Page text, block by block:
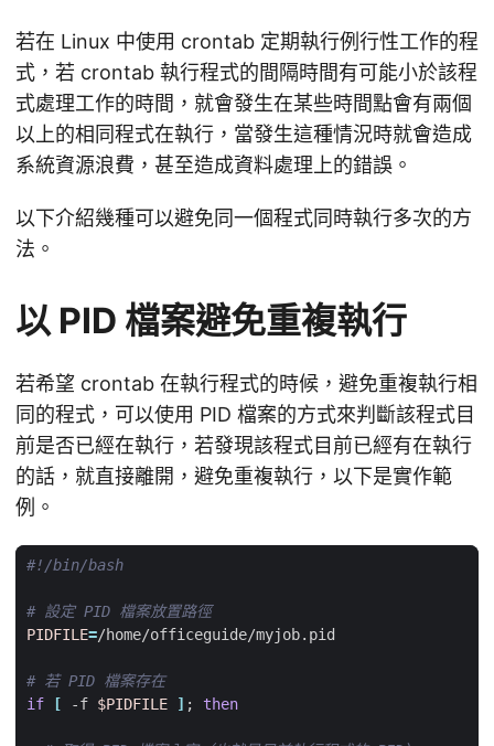
若在 Linux 中使用 crontab 定期執行例行性工作的程
式，若 crontab 執行程式的間隔時間有可能小於該程
式處理工作的時間，就會發生在某些時間點會有兩個
以上的相同程式在執行，當發生這種情況時就會造成
系統資源浪費，甚至造成資料處理上的錯誤。
以下介紹幾種可以避免同一個程式同時執行多次的方
法。
以 PID 檔案避免重複執行
若希望 crontab 在執行程式的時候，避免重複執行相
同的程式，可以使用 PID 檔案的方式來判斷該程式目
前是否已經在執行，若發現該程式目前已經有在執行
的話，就直接離開，避免重複執行，以下是實作範
例。
# 設定 PID 檔案放置路徑
PIDFILE=
# 若 PID 檔案存在
if
[ -f $PIDFILE ] ; then